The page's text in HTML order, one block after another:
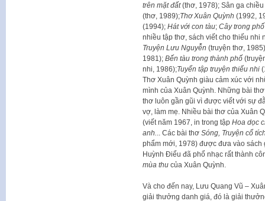
trên mặt đất(thơ, 1978); Sân ga
(thơ, 1989);Thơ Xuân Quỳnh (1992,
(1994); Hát với con tàu; Cây trong
nhiều tập thơ, sách viết cho thiếu nhi
Truyện Lưu Nguyễn (truyện thơ,
1981); Bến tàu trong thành phố
nhi, 1986);Tuyển tập truyện thiếu nhi
Thơ Xuân Quỳnh giàu cảm xúc với
mình của Xuân Quỳnh. Những bài
thơ luôn gần gũi vì được viết với sự
vợ, làm mẹ. Nhiều bài thơ của Xuân
(viết năm 1967, in trong tập Hoa dọc
anh.
.. Các bài thơ Sóng, Truyện cổ
phẩm mới, 1978) được đưa vào sách
Huỳnh Điểu đã phổ nhạc rất thành
mùa thucủa Xuân Quỳnh.
Và cho đến nay, Lưu Quang Vũ –
giải thưởng danh giá, đó là giải